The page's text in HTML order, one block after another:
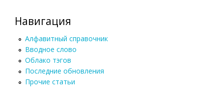
Навигация
Алфавитный справочник
Вводное слово
Облако тэгов
Последние обновления
Прочие статьи